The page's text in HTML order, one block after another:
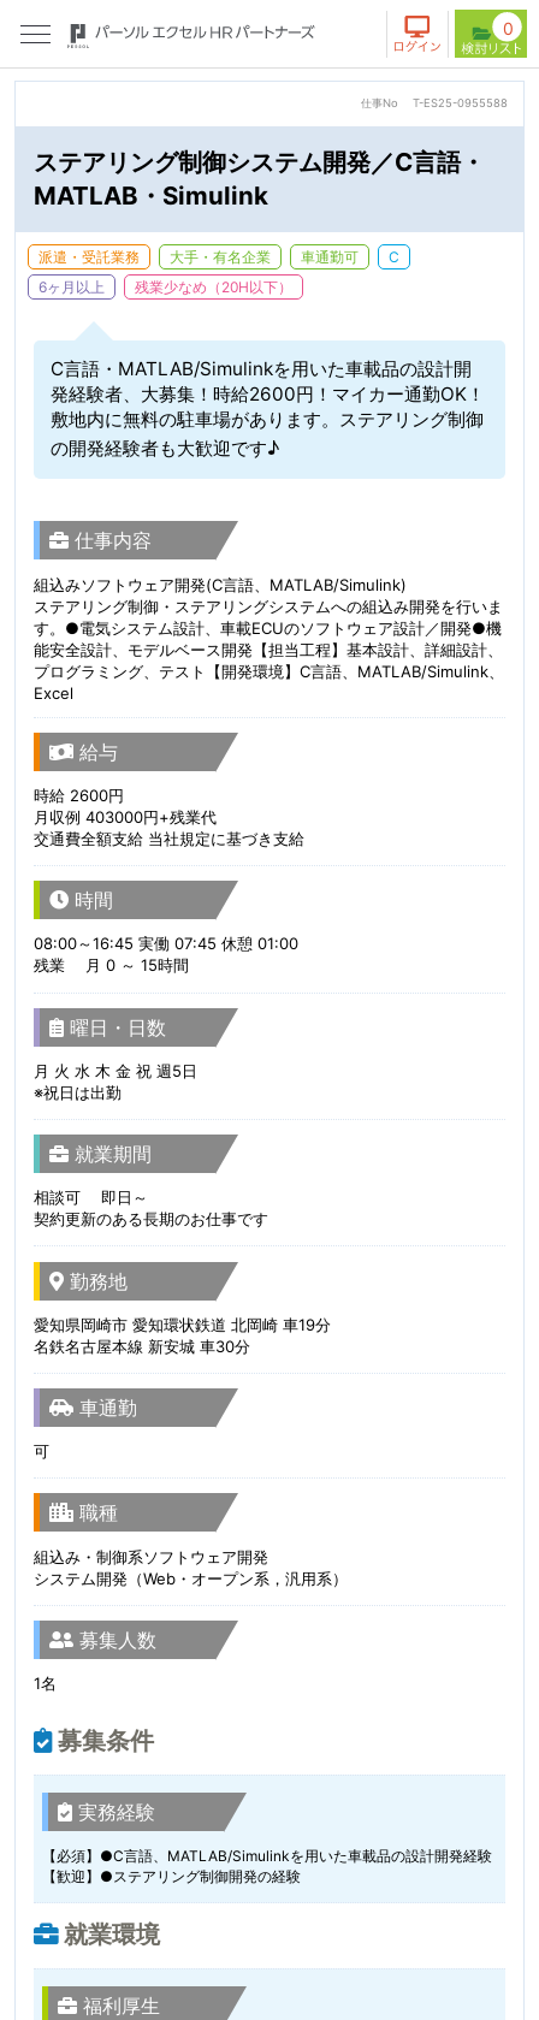
0
仕事No T-ES25-0955588
ステアリング制御システム開発／C言語・
MATLAB・Simulink
派遣・受託業務 大手・有名企業 車通勤可
C
6ヶ月以上
残業少なめ（20H以下）
C言語・MATLAB/Simulinkを用いた車載品の設計開
発経験者、大募集！時給2600円！マイカー通勤OK！
敷地内に無料の駐車場があります。ステアリング制御
の開発経験者も大歓迎です♪
仕事内容
組込みソフトウェア開発(C言語、MATLAB/Simulink)
ステアリング制御・ステアリングシステムへの組込み開発を行いま
す。●電気システム設計、車載ECUのソフトウェア設計／開発●機
能安全設計、モデルベース開発【担当工程】基本設計、詳細設計、
プログラミング、テスト【開発環境】C言語、MATLAB/Simulink、
Excel
給与
時給 2600円
月収例 403000円+残業代
交通費全額支給 当社規定に基づき支給
時間
08:00～16:45 実働 07:45 休憩 01:00
残業 月 0 ～ 15時間
曜日・日数
月 火 水 木 金 祝 週5日
※祝日は出勤
就業期間
相談可 即日～
契約更新のある長期のお仕事です
勤務地
愛知県岡崎市 愛知環状鉄道 北岡崎 車19分
名鉄名古屋本線 新安城 車30分
車通勤
可
職種
組込み・制御系ソフトウェア開発
システム開発（Web・オープン系，汎用系）
募集人数
1名
募集条件
実務経験
【必須】●C言語、MATLAB/Simulinkを用いた車載品の設計開発経験
【歓迎】●ステアリング制御開発の経験
就業環境
福利厚生